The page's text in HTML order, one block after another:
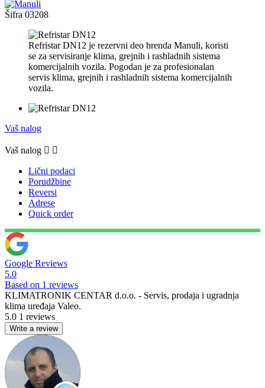
Šifra 03208
Refristar DN12 je rezervni deo brenda Manuli, koristi
se za servisiranje klima, grejnih i rashladnih sistema
komercijalnih vozila. Pogodan je za profesionalan
servis klima, grejnih i rashladnih sistema komercijalnih
vozila.
Vaš nalog
Vaš nalog  
Lični podaci
Porudžbine
Reversi
Adrese
Quick order
Google Reviews
5.0
Based on 1 reviews
KLIMATRONIK CENTAR d.o.o. - Servis, prodaja i ugradnja
klima uređaja Valeo.
5.0 1 reviews
Write a review